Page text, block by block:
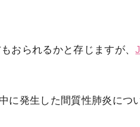
おられるかと存じますが、
発生した間質性肺炎につ